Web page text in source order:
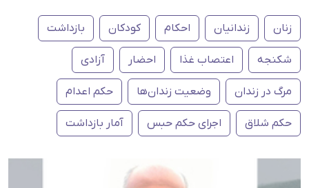
زنان زندانیان احکام کودکان بازداشت
شکنجه اعتصاب غذا احضار آزادی
مرگ در زندان وضعیت زندان‌ها حکم اعدام
حکم شلاق اجرای حکم حبس آمار بازداشت